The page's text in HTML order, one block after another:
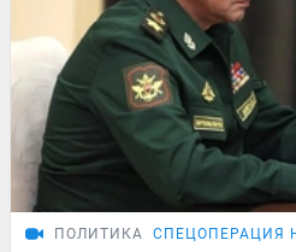
ПОЛИТИКА СПЕЦОПЕРАЦИЯ